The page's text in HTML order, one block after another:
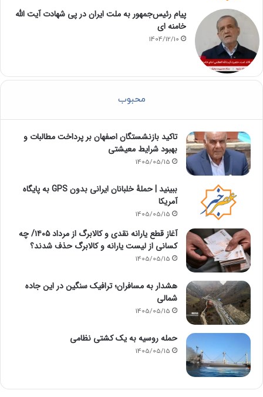
پیام رئیس‌جمهور به ملت ایران در پی شهادت آیت الله
خامنه ای
1404/12/10
محبوب
تاکید بازنشستگان اصفهان بر پرداخت مطالبات و
بهبود شرایط معیشتی
1405/05/15
ببینید | حملۀ خلبانان ایرانی بدون GPS به پایگاه
آمریکا
1405/05/15
آغاز قطع یارانه نقدی و کالابرگ از مرداد ۱۴۰۵/ چه
کسانی از لیست یارانه و کالابرگ حذف شدند؟
1405/05/15
هشدار به مسافران؛ ترافیک سنگین در این جاده
شمالی
1405/05/15
حمله روسیه به یک کشتی نظامی
1405/05/15